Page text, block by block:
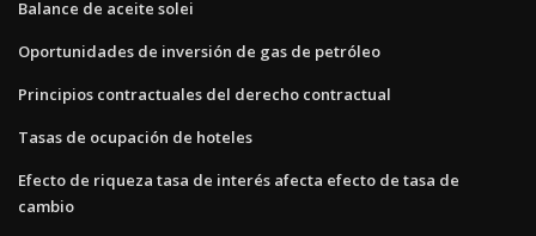
Balance de aceite solei
Oportunidades de inversión de gas de petróleo
Principios contractuales del derecho contractual
Tasas de ocupación de hoteles
Efecto de riqueza tasa de interés afecta efecto de tasa de
cambio